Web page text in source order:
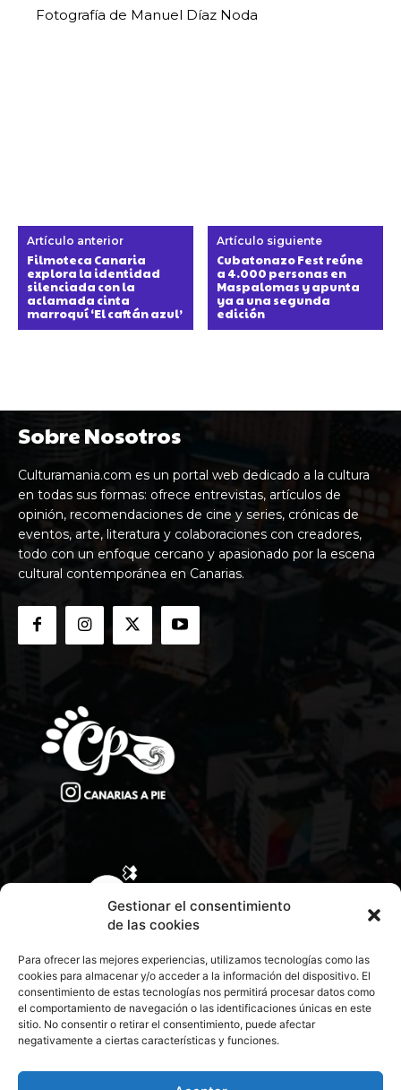
Gestionar el consentimiento
de las cookies
Para ofrecer las mejores experiencias, utilizamos tecnologías como las
cookies para almacenar y/o acceder a la información del dispositivo. El
consentimiento de estas tecnologías nos permitirá procesar datos como
el comportamiento de navegación o las identificaciones únicas en este
sitio. No consentir o retirar el consentimiento, puede afectar
negativamente a ciertas características y funciones.
Fotografía de Manuel Díaz Noda
Artículo anterior
Filmoteca Canaria
explora la identidad
silenciada con la
aclamada cinta
marroquí ‘El caftán azul’
Artículo siguiente
Cubatonazo Fest reúne
a 4.000 personas en
Maspalomas y apunta
ya a una segunda
edición
Sobre Nosotros
Culturamania.com es un portal web dedicado a la cultura
en todas sus formas: ofrece entrevistas, artículos de
opinión, recomendaciones de cine y series, crónicas de
eventos, arte, literatura y colaboraciones con creadores,
todo con un enfoque cercano y apasionado por la escena
cultural contemporánea en Canarias.
CONTACTA CON NOSOTROS